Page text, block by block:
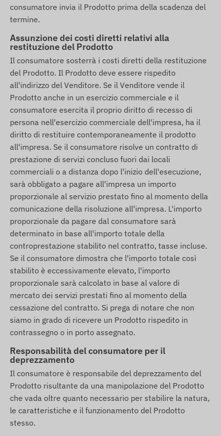
consumatore invia il Prodotto prima della scadenza del
termine.
Assunzione dei costi diretti relativi alla
restituzione del Prodotto
Il consumatore sosterrà i costi diretti della restituzione
del Prodotto. Il Prodotto deve essere rispedito
all'indirizzo del Venditore. Se il Venditore vende il
Prodotto anche in un esercizio commerciale e il
consumatore esercita il proprio diritto di recesso di
persona nell'esercizio commerciale dell'impresa, ha il
diritto di restituire contemporaneamente il prodotto
all'impresa. Se il consumatore risolve un contratto di
prestazione di servizi concluso fuori dai locali
commerciali o a distanza dopo l'inizio dell'esecuzione,
sarà obbligato a pagare all'impresa un importo
proporzionale al servizio prestato fino al momento della
comunicazione della risoluzione all'impresa. L'importo
proporzionale da pagare dal consumatore sarà
determinato in base all'importo totale della
controprestazione stabilito nel contratto, tasse incluse.
Se il consumatore dimostra che l'importo totale così
stabilito è eccessivamente elevato, l'importo
proporzionale sarà calcolato in base al valore di
mercato dei servizi prestati fino al momento della
cessazione del contratto. Si prega di notare che non
siamo in grado di ricevere un Prodotto rispedito in
contrassegno o in porto assegnato.
Responsabilità del consumatore per il
deprezzamento
Il consumatore è responsabile del deprezzamento del
Prodotto risultante da una manipolazione del Prodotto
che vada oltre quanto necessario per stabilire la natura,
le caratteristiche e il funzionamento del Prodotto
stesso.